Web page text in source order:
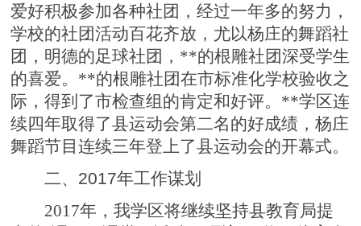
爱好积极参加各种社团，经过一年多的努力，
学校的社团活动百花齐放，尤以杨庄的舞蹈社
团，明德的足球社团，**的根雕社团深受学生
的喜爱。**的根雕社团在市标准化学校验收之
际，得到了市检查组的肯定和好评。**学区连
续四年取得了县运动会第二名的好成绩，杨庄
舞蹈节目连续三年登上了县运动会的开幕式。
二、2017年工作谋划
2017年，我学区将继续坚持县教育局提